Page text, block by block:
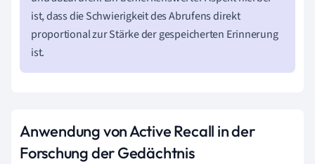
ist, dass die Schwierigkeit des Abrufens direkt
proportional zur Stärke der gespeicherten Erinnerung
ist.
Anwendung von Active Recall in der
Forschung der Gedächtnis